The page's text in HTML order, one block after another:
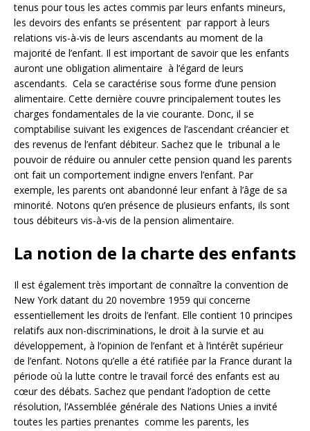
tenus pour tous les actes commis par leurs enfants mineurs,
les devoirs des enfants se présentent par rapport à leurs
relations vis-à-vis de leurs ascendants au moment de la
majorité de l’enfant. Il est important de savoir que les enfants
auront une obligation alimentaire à l’égard de leurs
ascendants. Cela se caractérise sous forme d’une pension
alimentaire. Cette dernière couvre principalement toutes les
charges fondamentales de la vie courante. Donc, il se
comptabilise suivant les exigences de l’ascendant créancier et
des revenus de l’enfant débiteur. Sachez que le tribunal a le
pouvoir de réduire ou annuler cette pension quand les parents
ont fait un comportement indigne envers l’enfant. Par
exemple, les parents ont abandonné leur enfant à l’âge de sa
minorité. Notons qu’en présence de plusieurs enfants, ils sont
tous débiteurs vis-à-vis de la pension alimentaire.
La notion de la charte des enfants
Il est également très important de connaître la convention de
New York datant du 20 novembre 1959 qui concerne
essentiellement les droits de l’enfant. Elle contient 10 principes
relatifs aux non-discriminations, le droit à la survie et au
développement, à l’opinion de l’enfant et à l’intérêt supérieur
de l’enfant. Notons qu’elle a été ratifiée par la France durant la
période où la lutte contre le travail forcé des enfants est au
cœur des débats. Sachez que pendant l’adoption de cette
résolution, l’Assemblée générale des Nations Unies a invité
toutes les parties prenantes comme les parents, les